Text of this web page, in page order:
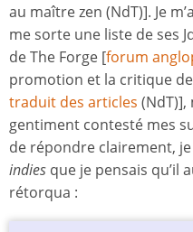
au maître zen (NdT)]. Je
me sorte une liste de ses
de The Forge [forum
promotion et la critique de
traduit des articles (NdT)],
gentiment contesté mes
de répondre clairement,
indies que je pensais qu’il
rétorqua :